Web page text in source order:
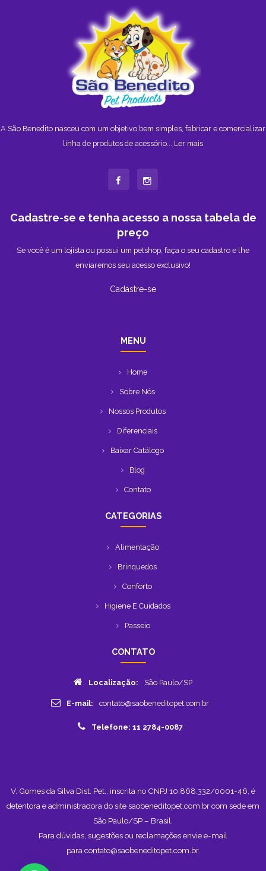
A São Benedito nasceu com um objetivo bem simples, fabricar e comercializar
linha de produtos de acessório... Ler mais
Cadastre-se e tenha acesso a nossa tabela de
preço
Se você é um lojista ou possui um petshop, faça o seu cadastro e lhe
enviaremos seu acesso exclusivo!
Cadastre-se
MENU
Home
Sobre Nós
Nossos Produtos
Diferenciais
Baixar Catálogo
Blog
Contato
CATEGORIAS
Alimentação
Brinquedos
Conforto
Higiene E Cuidados
Passeio
CONTATO
Localização: São Paulo/SP
E-mail: contato@saobeneditopet.com.br
Telefone: 11 2784-0087
V. Gomes da Silva Dist. Pet., inscrita no CNPJ 10.868.332/0001-46, é
detentora e administradora do site saobeneditopet.com.br com sede em
São Paulo/SP – Brasil.
Para dúvidas, sugestões ou reclamações envie e-mail
para contato@saobeneditopet.com.br.